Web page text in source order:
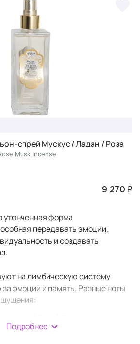
спрей Мускус / Ладан / Роза
Musk Incense
9 270 ₽
утонченная форма
передавать эмоции,
и создавать
на лимбическую систему
эмоции и память. Разные ноты
пион) дарят спокойствие,
Подробнее